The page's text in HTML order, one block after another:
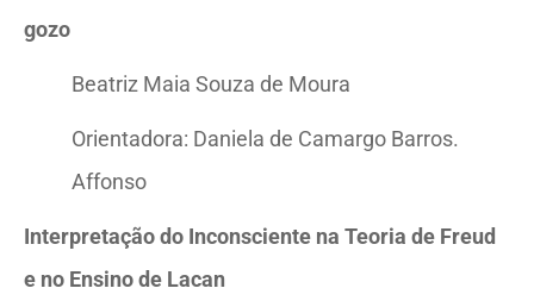
gozo
Beatriz Maia Souza de Moura
Orientadora: Daniela de Camargo Barros.
Affonso
Interpretação do Inconsciente na Teoria de Freud
e no Ensino de Lacan